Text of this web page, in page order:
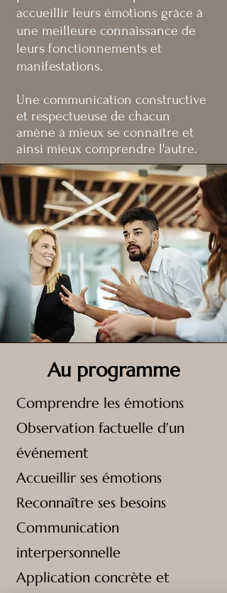
accueillir leurs émotions grâce à
une meilleure connaissance de
leurs fonctionnements et
manifestations.
Une communication constructive
et respectueuse de chacun
amène à mieux se connaître et
ainsi mieux comprendre l'autre.​
Au programme
Comprendre les émotions
Observation factuelle d'un
événement
Accueillir ses émotions
Reconnaître ses besoins
Communication
interpersonnelle
Application concrète et